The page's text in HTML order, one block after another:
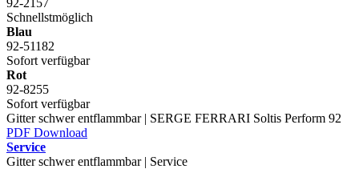
Schnellstmöglich
Blau
92-51182
Sofort verfügbar
Rot
92-8255
Sofort verfügbar
Gitter schwer entflammbar | SERGE FERRARI Soltis Perform 92
PDF Download
Service
Gitter schwer entflammbar | Service